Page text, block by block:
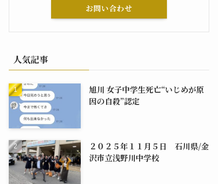
お問い合わせ
人気記事
旭川 女子中学生死亡“いじめが原
因の自殺”認定
２０２５年１１月５日 石川県/金
沢市立浅野川中学校